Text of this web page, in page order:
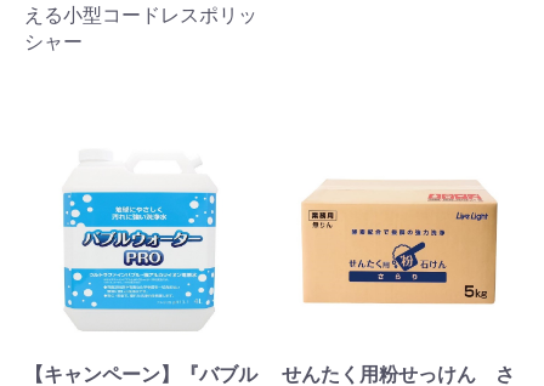
える小型コードレスポリッ
シャー
【キャンペーン】『バブル
せんたく用粉せっけん さ